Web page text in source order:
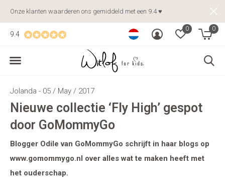
0 0
9.4
Onze klanten waarderen ons gemiddeld met een 9.4 ♥
Jolanda - 05 / May / 2017
Nieuwe collectie ‘Fly High’ gespot
door GoMommyGo
Blogger Odile van GoMommyGo schrijft in haar blogs op
www.gomommygo.nl over alles wat te maken heeft met
het ouderschap.